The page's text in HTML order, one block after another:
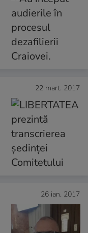
22 mart. 2017
26 ian. 2017